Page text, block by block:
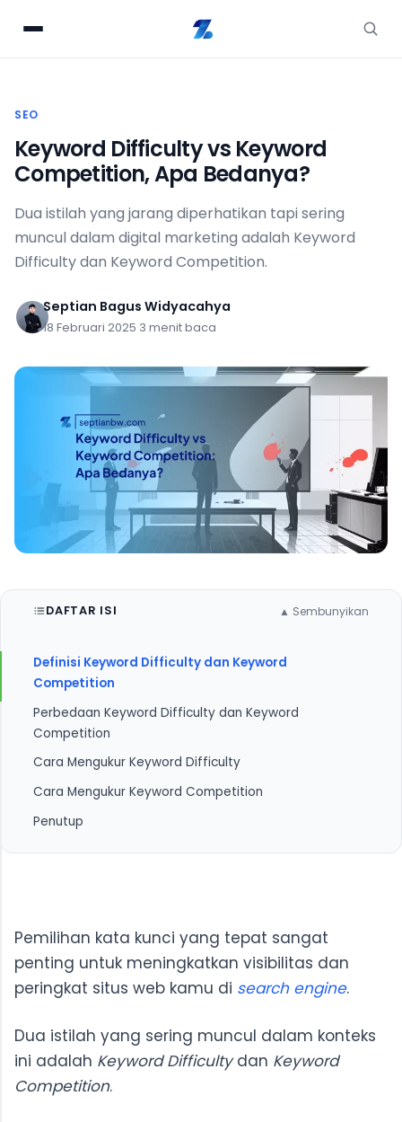
SEO
Keyword Difficulty vs Keyword
Competition, Apa Bedanya?
Dua istilah yang jarang diperhatikan tapi sering
muncul dalam digital marketing adalah Keyword
Difficulty dan Keyword Competition.
Septian Bagus Widyacahya
18 Februari 2025 3 menit baca
DAFTAR ISI ▲ Sembunyikan
Definisi Keyword Difficulty dan Keyword
Competition
Perbedaan Keyword Difficulty dan Keyword
Competition
1. Fokus Analisis
2. Penggunaan dalam Strategi
3. Metode Pengukuran
Cara Mengukur Keyword Difficulty
1. Menggunakan Alat SEO Profesional
2. Analisis Manual Hasil Pencarian (SERP)
3. Evaluasi Otoritas Domain dan Halaman Website
Cara Mengukur Keyword Competition
1. Menggunakan Google Ads Keyword Planner
2. Meninjau Biaya Per Klik (CPC)
Penutup
Pemilihan kata kunci yang tepat sangat
penting untuk meningkatkan visibilitas dan
peringkat situs web kamu di search engine.
Dua istilah yang sering muncul dalam konteks
ini adalah Keyword Difficultydan Keyword
Competition.